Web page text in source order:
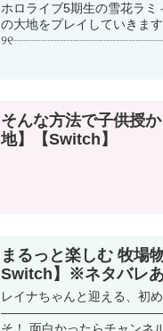
ホロライブ5期生の雪花ラ
の大地をプレイしていきま
そんな方法で子供授
地】【Switch】
まるっと楽しむ 牧場
Switch】※ネタバレ
レイナちゃんと迎える、初